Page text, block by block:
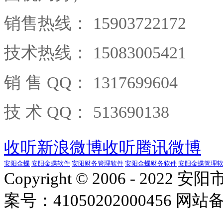
销售热线： 15903722172
技术热线： 15083005421
销 售 QQ： 1317699604
技 术 QQ： 513690138
收听新浪微博收听腾讯微博
安阳金蝶 安阳金蝶软件 安阳财务管理软件 安阳金蝶财务软件 安阳金蝶管理
Copyright © 2006 - 2022 安阳
案号：41050202000456 网站